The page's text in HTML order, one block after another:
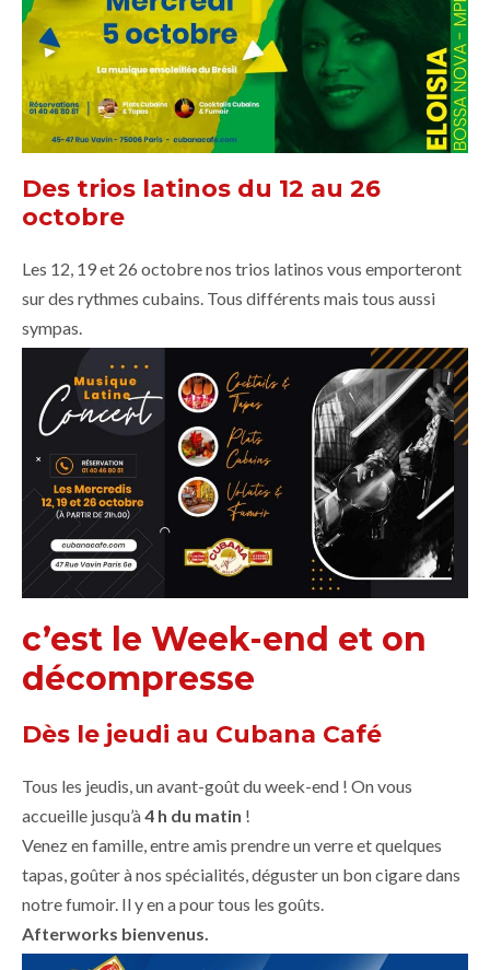
Des trios latinos du 12 au 26
octobre
Les 12, 19 et 26 octobre nos trios latinos vous emporteront
sur des rythmes cubains. Tous différents mais tous aussi
sympas.
c’est le Week-end et on
décompresse
Dès le jeudi au Cubana Café
Tous les jeudis, un avant-goût du week-end ! On vous
accueille jusqu’à4 h du matin !
Venez en famille, entre amis prendre un verre et quelques
tapas, goûter à nos spécialités, déguster un bon cigare dans
notre fumoir. Il y en a pour tous les goûts.
Afterworks bienvenus.